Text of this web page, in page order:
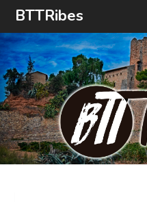
Skip
content
BTTRibes